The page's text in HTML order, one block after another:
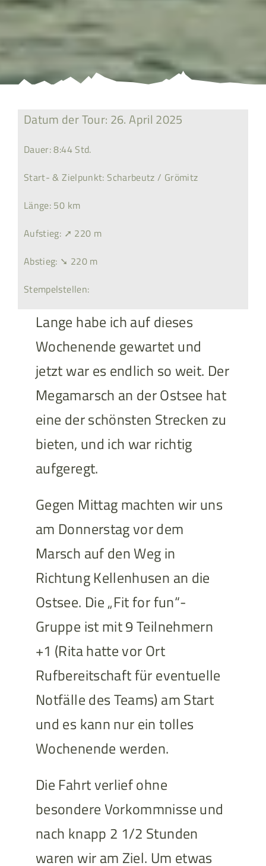
Datum der Tour: 26. April 2025
Dauer: 8:44 Std.
Start- & Zielpunkt: Scharbeutz / Grömitz
Länge: 50 km
Aufstieg: ➚ 220 m
Abstieg: ➘ 220 m
Stempelstellen:
Lange habe ich auf dieses
Wochenende gewartet und
jetzt war es endlich so weit. Der
Megamarsch an der Ostsee hat
eine der schönsten Strecken zu
bieten, und ich war richtig
aufgeregt.
Gegen Mittag machten wir uns
am Donnerstag vor dem
Marsch auf den Weg in
Richtung Kellenhusen an die
Ostsee. Die „Fit for fun“-
Gruppe ist mit 9 Teilnehmern
+1 (Rita hatte vor Ort
Rufbereitschaft für eventuelle
Notfälle des Teams) am Start
und es kann nur ein tolles
Wochenende werden.
Die Fahrt verlief ohne
besondere Vorkommnisse und
nach knapp 2 1/2 Stunden
waren wir am Ziel. Um etwas